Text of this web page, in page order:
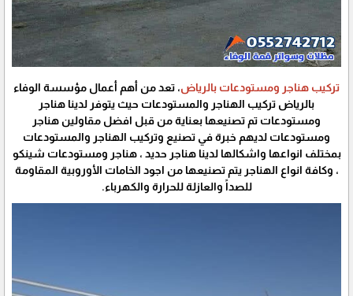
تركيب هناجر ومستودعات بالرياض، تعد من أهم أعمال مؤسسة الوفاء
بالرياض تركيب الهناجر والمستودعات حيث يتوفر لدينا هناجر
ومستودعات تم تصنيعها بعناية من قبل افضل مقاولين هناجر
ومستودعات لديهم خبرة في تصنيع وتركيب الهناجر والمستودعات
بمختلف انواعها واشكالها لدينا هناجر حديد ، هناجر ومستودعات شينكو
، وكافة انواع الهناجر يتم تصنيعها من اجود الخامات الأوروبية المقاومة
للصداً والعازلة للحرارة والكهرباء.